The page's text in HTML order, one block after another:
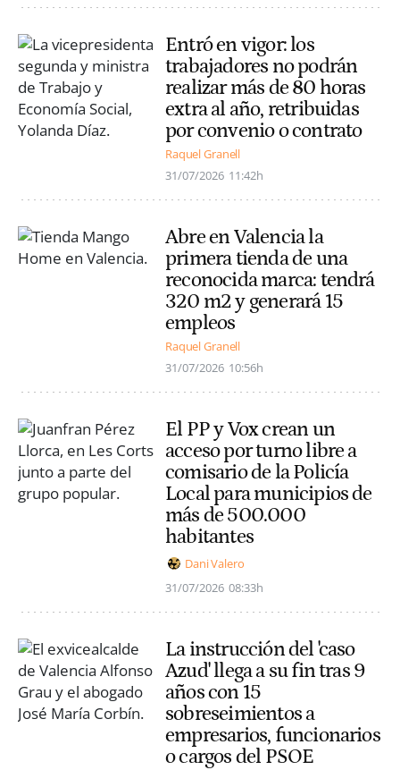
Entró en vigor: los
trabajadores no podrán
realizar más de 80 horas
extra al año, retribuidas
por convenio o contrato
Raquel Granell
31/07/2026 11:42h
Abre en Valencia la
primera tienda de una
reconocida marca: tendrá
320 m2 y generará 15
empleos
Raquel Granell
31/07/2026 10:56h
El PP y Vox crean un
acceso por turno libre a
comisario de la Policía
Local para municipios de
más de 500.000
habitantes
Dani Valero
31/07/2026 08:33h
La instrucción del 'caso
Azud' llega a su fin tras 9
años con 15
sobreseimientos a
empresarios, funcionarios
o cargos del PSOE